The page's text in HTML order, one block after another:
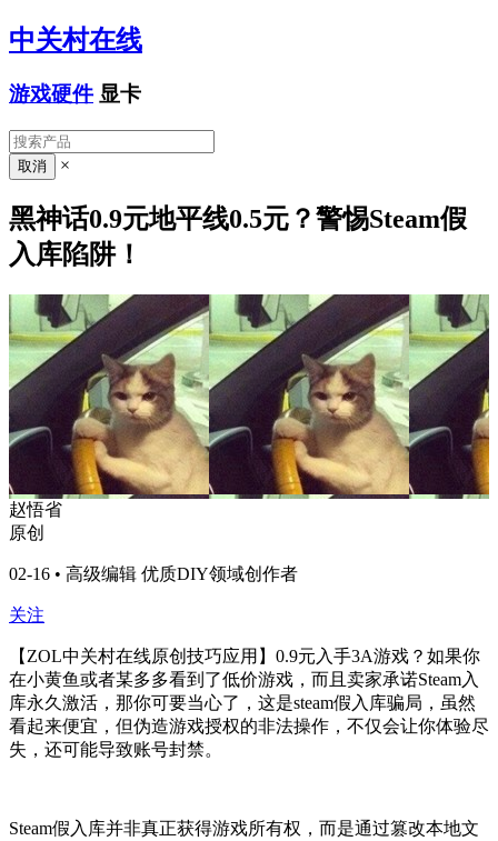
中关村在线
游戏硬件 显卡
×
黑神话0.9元地平线0.5元？警惕Steam假
入库陷阱！
赵悟省
原创
02-16 • 高级编辑 优质DIY领域创作者
关注
【ZOL中关村在线原创技巧应用】0.9元入手3A游戏？如果你
在小黄鱼或者某多多看到了低价游戏，而且卖家承诺Steam入
库永久激活，那你可要当心了，这是steam假入库骗局，虽然
看起来便宜，但伪造游戏授权的非法操作，不仅会让你体验尽
失，还可能导致账号封禁。
Steam假入库并非真正获得游戏所有权，而是通过篡改本地文